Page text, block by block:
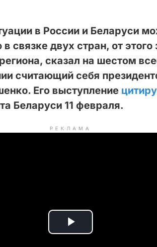
в России и Беларуси
связке двух стран, от этого
сказал на шестом
считающий себя
Его выступление
Беларуси 11 февраля.
РЕКЛАМА
P